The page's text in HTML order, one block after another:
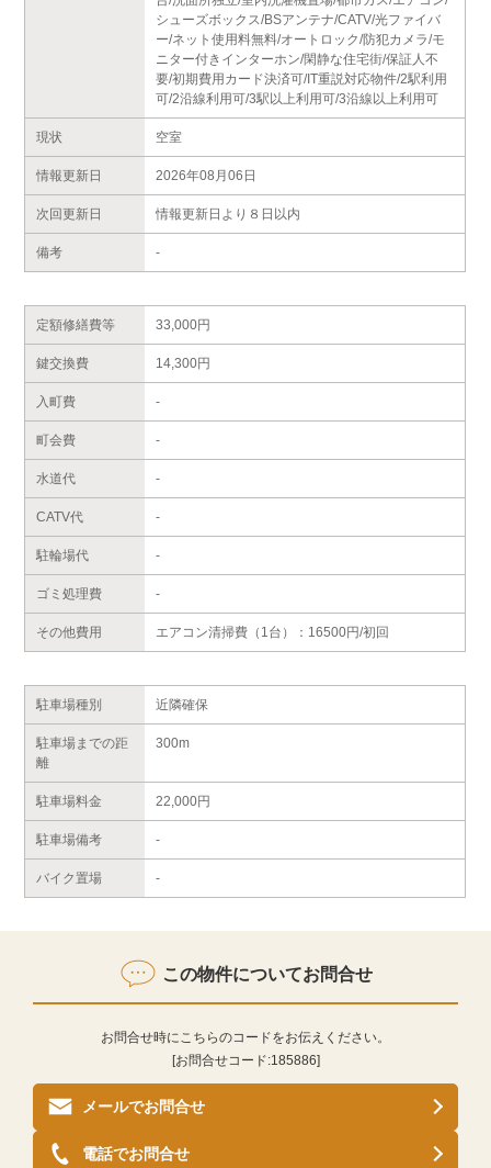
シューズボックス/BSアンテナ/CATV/光ファイバ
ー/ネット使用料無料/オートロック/防犯カメラ/モ
ニター付きインターホン/閑静な住宅街/保証人不
要/初期費用カード決済可/IT重説対応物件/2駅利用
可/2沿線利用可/3駅以上利用可/3沿線以上利用可
現状 空室
情報更新日 2026年08月06日
次回更新日 情報更新日より８日以内
備考 -
定額修繕費等 33,000円
鍵交換費 14,300円
入町費 -
町会費 -
水道代 -
CATV代 -
駐輪場代 -
ゴミ処理費 -
その他費用 エアコン清掃費（1台）：16500円/初回
駐車場種別 近隣確保
駐車場までの距
離
300m
駐車場料金 22,000円
駐車場備考 -
バイク置場 -
この物件についてお問合せ
お問合せ時にこちらのコードをお伝えください。
[お問合せコード:185886]
メールでお問合せ
電話でお問合せ